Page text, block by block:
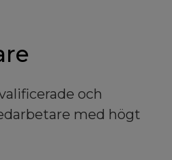
och
med högt